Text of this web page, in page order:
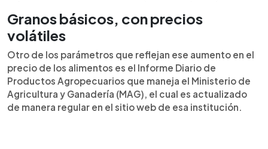
Granos básicos, con precios
volátiles
Otro de los parámetros que reflejan ese aumento en el
precio de los alimentos es el Informe Diario de
Productos Agropecuarios que maneja el Ministerio de
Agricultura y Ganadería (MAG), el cual es actualizado
de manera regular en el sitio web de esa institución.